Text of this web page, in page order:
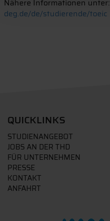
Nähere Informationen unter:
deg.de/de/studierende/toeic
QUICKLINKS
STUDIENANGEBOT
JOBS AN DER THD
FÜR UNTERNEHMEN
PRESSE
KONTAKT
ANFAHRT